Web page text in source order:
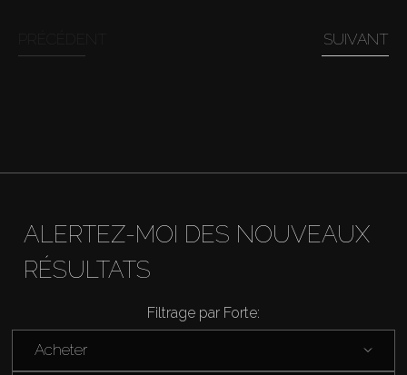
Agents
SUIVANT
ALERTEZ-MOI DES NOUVEAUX
RÉSULTATS
Filtrage par Forte:
Acheter